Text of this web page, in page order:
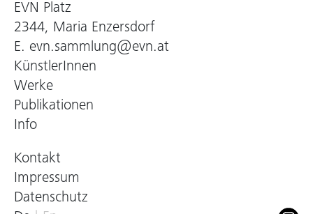
EVN Platz
2344, Maria Enzersdorf
E. evn.sammlung@evn.at
KünstlerInnen
Werke
Publikationen
Info
Kontakt
Impressum
Datenschutz